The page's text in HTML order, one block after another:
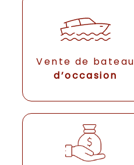
Vente de bateau
d’occasion